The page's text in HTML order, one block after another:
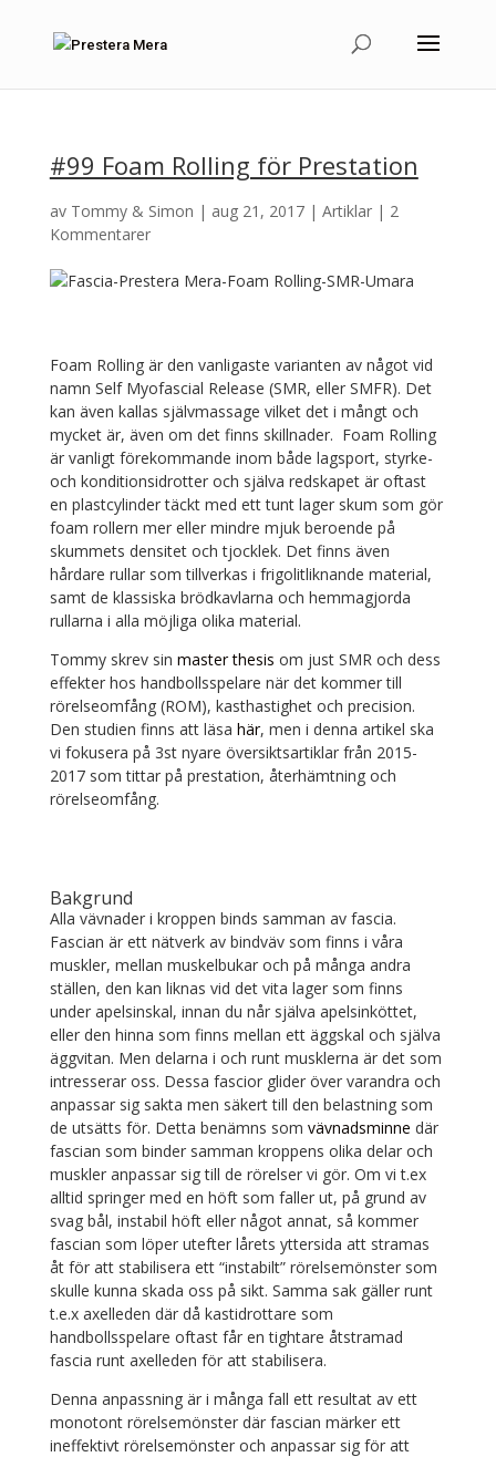
#99 Foam Rolling för Prestation
av Tommy & Simon | aug 21, 2017| Artiklar| 2
Kommentarer
Foam Rolling är den vanligaste varianten av något vid
namn Self Myofascial Release (SMR, eller SMFR). Det
kan även kallas självmassage vilket det i mångt och
mycket är, även om det finns skillnader. Foam Rolling
är vanligt förekommande inom både lagsport, styrke-
och konditionsidrotter och själva redskapet är oftast
en plastcylinder täckt med ett tunt lager skum som gör
foam rollern mer eller mindre mjuk beroende på
skummets densitet och tjocklek. Det finns även
hårdare rullar som tillverkas i frigolitliknande material,
samt de klassiska brödkavlarna och hemmagjorda
rullarna i alla möjliga olika material.
Tommy skrev sin master thesis om just SMR och dess
effekter hos handbollsspelare när det kommer till
rörelseomfång (ROM), kasthastighet och precision.
Den studien finns att läsa här, men i denna artikel ska
vi fokusera på 3st nyare översiktsartiklar från 2015-
2017 som tittar på prestation, återhämtning och
rörelseomfång.
Bakgrund
Alla vävnader i kroppen binds samman av fascia.
Fascian är ett nätverk av bindväv som finns i våra
muskler, mellan muskelbukar och på många andra
ställen, den kan liknas vid det vita lager som finns
under apelsinskal, innan du når själva apelsinköttet,
eller den hinna som finns mellan ett äggskal och själva
äggvitan. Men delarna i och runt musklerna är det som
intresserar oss. Dessa fascior glider över varandra och
anpassar sig sakta men säkert till den belastning som
de utsätts för. Detta benämns som vävnadsminne där
fascian som binder samman kroppens olika delar och
muskler anpassar sig till de rörelser vi gör. Om vi t.ex
alltid springer med en höft som faller ut, på grund av
svag bål, instabil höft eller något annat, så kommer
fascian som löper utefter lårets yttersida att stramas
åt för att stabilisera ett “instabilt” rörelsemönster som
skulle kunna skada oss på sikt. Samma sak gäller runt
t.e.x axelleden där då kastidrottare som
handbollsspelare oftast får en tightare åtstramad
fascia runt axelleden för att stabilisera.
Denna anpassning är i många fall ett resultat av ett
monotont rörelsemönster där fascian märker ett
ineffektivt rörelsemönster och anpassar sig för att